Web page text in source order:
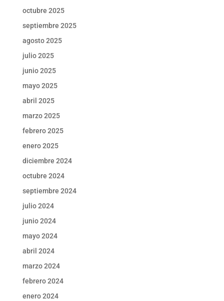
octubre 2025
septiembre 2025
agosto 2025
julio 2025
junio 2025
mayo 2025
abril 2025
marzo 2025
febrero 2025
enero 2025
diciembre 2024
octubre 2024
septiembre 2024
julio 2024
junio 2024
mayo 2024
abril 2024
marzo 2024
febrero 2024
enero 2024